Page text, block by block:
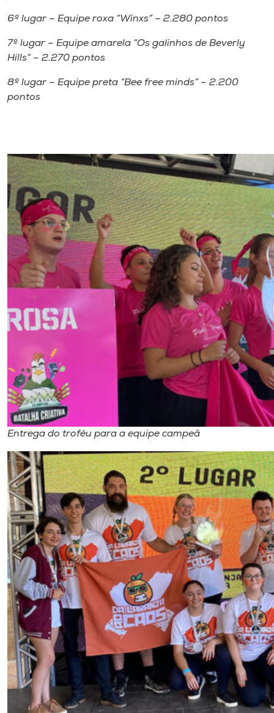
6º lugar – Equipe roxa “Winxs” – 2.280 pontos
7º lugar – Equipe amarela “Os galinhos de Beverly
Hills” – 2.270 pontos
8º lugar – Equipe preta “Bee free minds” – 2.200
pontos
Entrega do troféu para a equipe campeã